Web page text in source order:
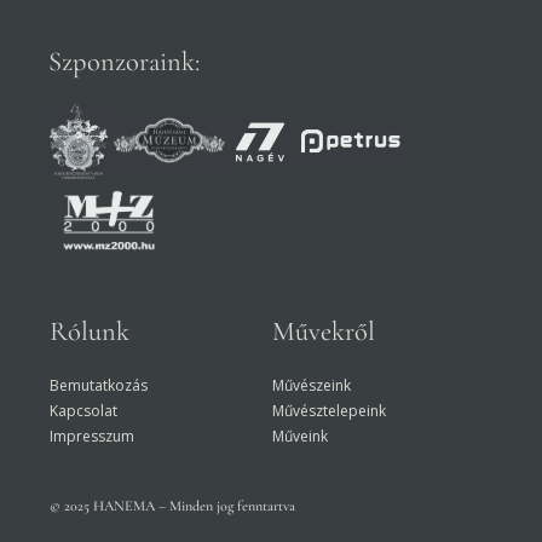
Szponzoraink:
Rólunk
Bemutatkozás
Kapcsolat
Impresszum
Művekről
Művészeink
Művésztelepeink
Műveink
© 2025 HANEMA – Minden jog fenntartva